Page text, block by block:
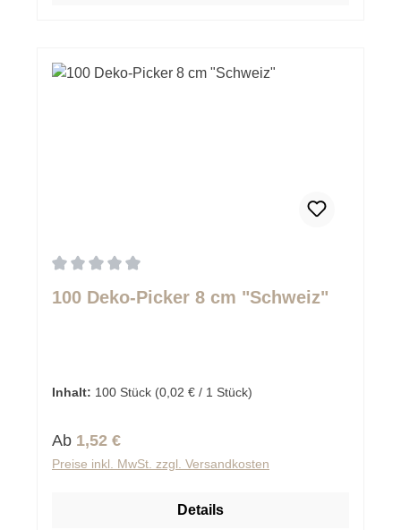
100 Deko-Picker 8 cm "Schweiz"
Inhalt: 100 Stück (0,02 € / 1 Stück)
Regulärer Preis:
Ab 1,52 €
Preise inkl. MwSt. zzgl. Versandkosten
Details